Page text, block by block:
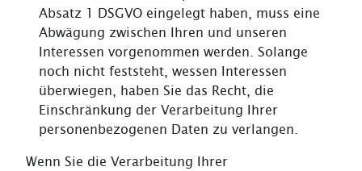
Absatz 1 DSGVO eingelegt haben, muss eine
Abwägung zwischen Ihren und unseren
Interessen vorgenommen werden. Solange
noch nicht feststeht, wessen Interessen
überwiegen, haben Sie das Recht, die
Einschränkung der Verarbeitung Ihrer
personenbezogenen Daten zu verlangen.
Wenn Sie die Verarbeitung Ihrer